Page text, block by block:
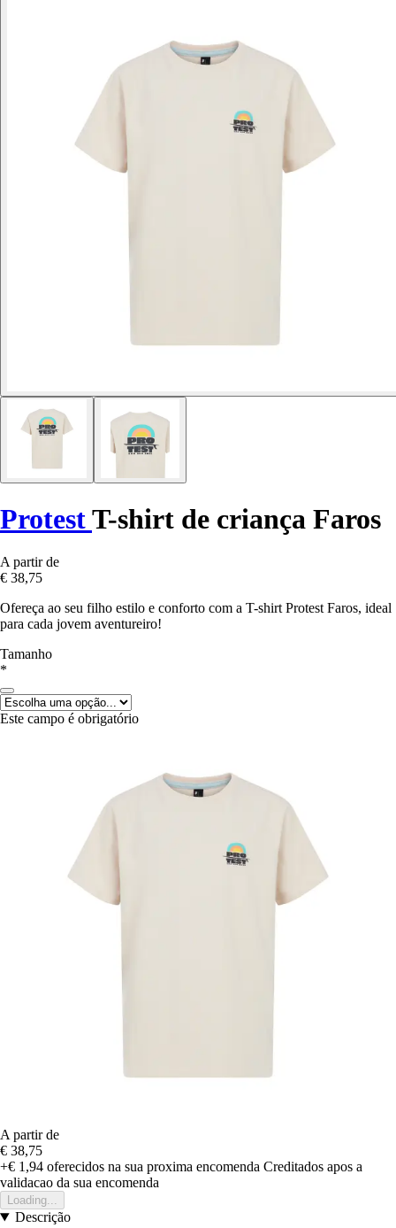
ProtestT-shirt de criança Faros
A partir de
€ 38,75
Ofereça ao seu filho estilo e conforto com a T-shirt Protest Faros, ideal
para cada jovem aventureiro!
Tamanho
*
Este campo é obrigatório
A partir de
€ 38,75
+€ 1,94 oferecidos na sua proxima encomenda Creditados apos a
validacao da sua encomenda
Loading...
Descrição